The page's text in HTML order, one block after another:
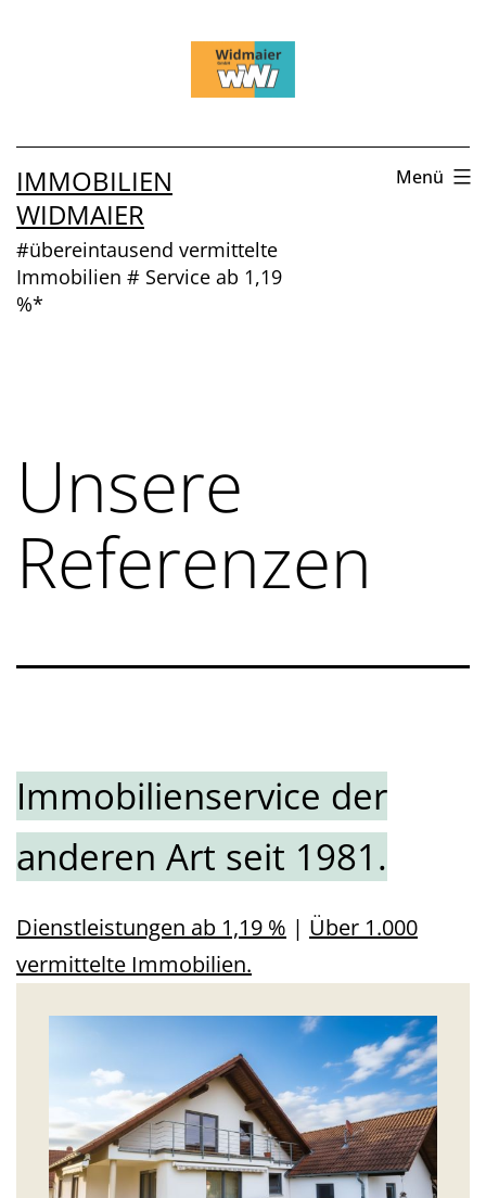
IMMOBILIEN
WIDMAIER
#übereintausend vermittelte
Immobilien # Service ab 1,19
%*
Menü
Unsere
Referenzen
Immobilienservice der
anderen Art seit 1981.
Dienstleistungen ab 1,19 % | Über 1.000
vermittelte Immobilien.